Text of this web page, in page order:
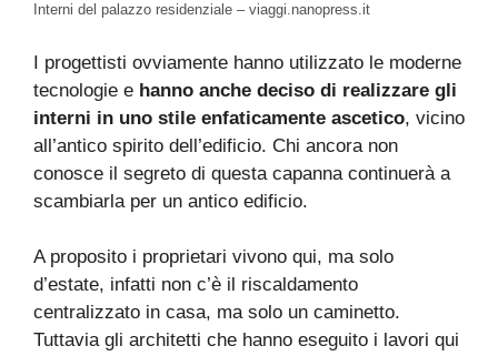
Interni del palazzo residenziale – viaggi.nanopress.it
I progettisti ovviamente hanno utilizzato le moderne
tecnologie e hanno anche deciso di realizzare gli
interni in uno stile enfaticamente ascetico, vicino
all’antico spirito dell’edificio. Chi ancora non
conosce il segreto di questa capanna continuerà a
scambiarla per un antico edificio.
A proposito i proprietari vivono qui, ma solo
d’estate, infatti non c’è il riscaldamento
centralizzato in casa, ma solo un caminetto.
Tuttavia gli architetti che hanno eseguito i lavori qui